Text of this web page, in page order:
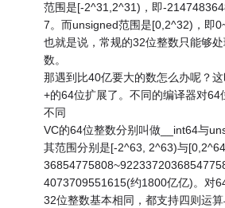
范围是[-2^31,2^31)，即-
7。而unsigned范围是[0,2^32)，即
也就是说，常规的32位整数只能够
数。
那遇到比40亿要大的数怎么办呢？
+的64位扩展了。不同的编译器对64
不同
VC的64位整数分别叫做__int64与
其范围分别是[-2^63, 2^63)与
4073709551615(约1800亿亿)。对
32位整数基本相同，都支持四则运